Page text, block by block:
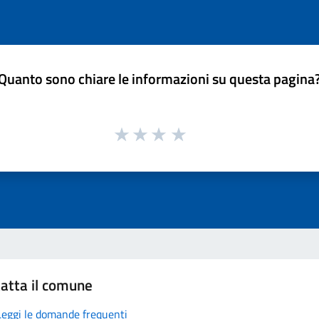
sono chiare le informazioni su questa
il comune
le domande frequenti